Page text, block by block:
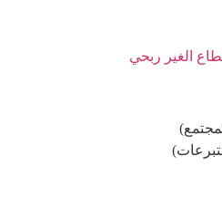
الغير ربحي